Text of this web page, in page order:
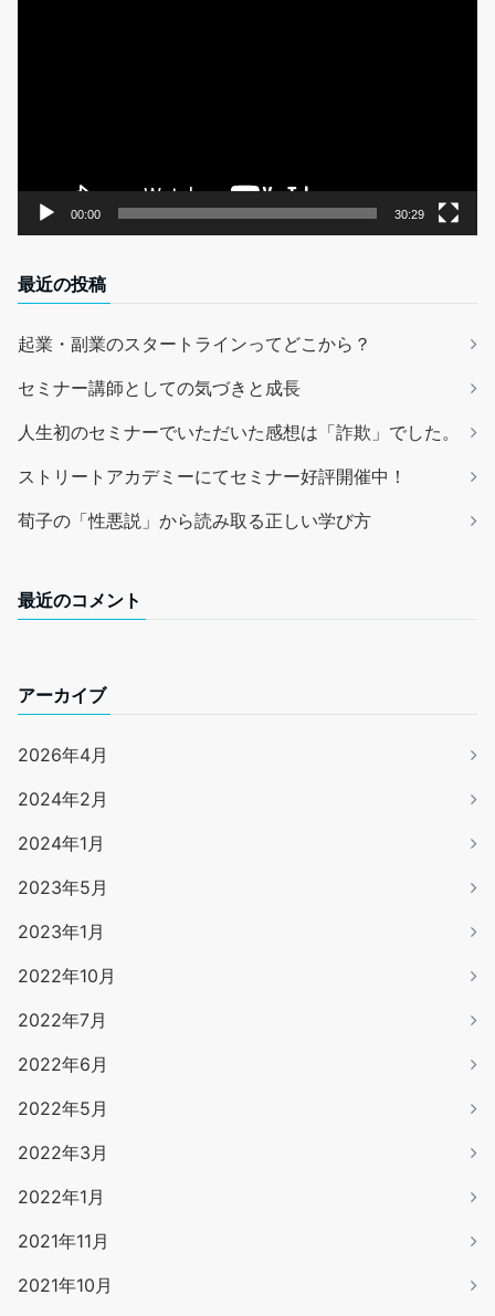
00:00 30:29
最近の投稿
起業・副業のスタートラインってどこから？
セミナー講師としての気づきと成長
人生初のセミナーでいただいた感想は「詐欺」でした。
ストリートアカデミーにてセミナー好評開催中！
荀子の「性悪説」から読み取る正しい学び方
最近のコメント
アーカイブ
2026年4月
2024年2月
2024年1月
2023年5月
2023年1月
2022年10月
2022年7月
2022年6月
2022年5月
2022年3月
2022年1月
2021年11月
2021年10月